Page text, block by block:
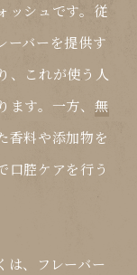
ッシュです。従
ーバーを提供す
、これが使う人
す。一方、 無
香料や添加物を
口腔ケアを行う
は、フレーバー